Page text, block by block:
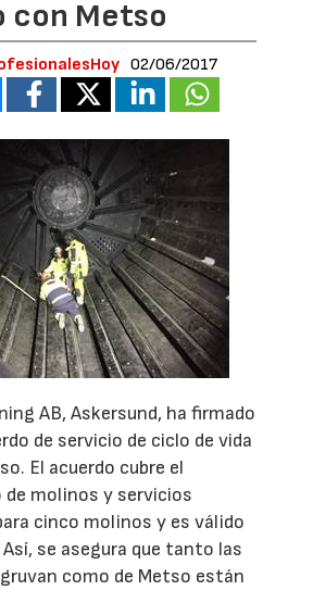
con Metso
02/06/2017
AB, Askersund, ha firmado
de servicio de ciclo de vida
El acuerdo cubre el
molinos y servicios
cinco molinos y es válido
se asegura que tanto las
como de Metso están